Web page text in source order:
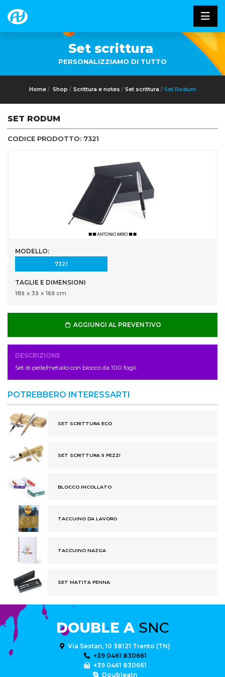
Set scrittura
PERSONALIZZIAMO DI TUTTO
Home Shop Scrittura e notes Set scrittura Set Rodum
SET RODUM
CODICE PRODOTTO: 7321
MODELLO:
7321
TAGLIE E DIMENSIONI
18ƽ x 3ƽ x 16ƽ cm
AGGIUNGI AL PREVENTIVO
DESCRIZIONE
Set di pelle/metallo con blocco da 100 fogli.
POTREBBERO INTERESSARTI
SET SCRITTURA ECO
SET SCRITTURA 5 PEZZI
BLOCCO INCOLLATO
TACCUINO DA LAVORO
TACCUINO NAZGA
SET MATITA PENNA
DOUBLE A SNC
Via Sestan, 10 38121 Trento (TN)
+39 0461 830661
+39 0461 830661
Doubleatn